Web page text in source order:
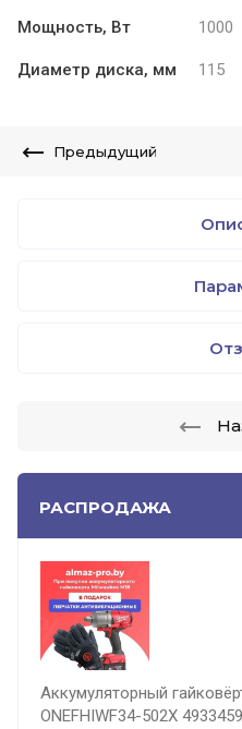
РАСПРОДАЖА
Аккумуляторный
ONEFHIWF34-502X
Мощность, Вт 1000
Диаметр диска, мм 115
Предыдущий